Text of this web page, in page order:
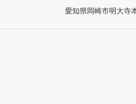
愛知県岡崎市明大寺